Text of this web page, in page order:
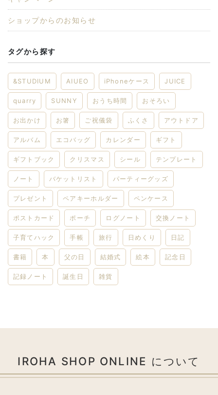
ショップからのお知らせ
タグから探す
&STUDIUM AIUEO iPhoneケース JUICE
quarry SUNNY おうち時間 おそろい
お出かけ お箸 ご祝儀袋 ふくさ アウトドア
アルバム エコバッグ カレンダー ギフト
ギフトブック クリスマス シール テンプレート
ノート バケットリスト パーティーグッズ
プレゼント ペアキーホルダー ペンケース
ポストカード ポーチ ログノート 交換ノート
子育てハック 手帳 旅行 日めくり 日記
書籍 本 父の日 結婚式 絵本 記念日
記録ノート 誕生日 雑貨
IROHA SHOP ONLINE について